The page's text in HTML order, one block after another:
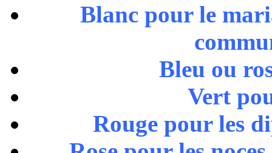
Blanc pour le
Bleu ou
Vert
Rouge pour les